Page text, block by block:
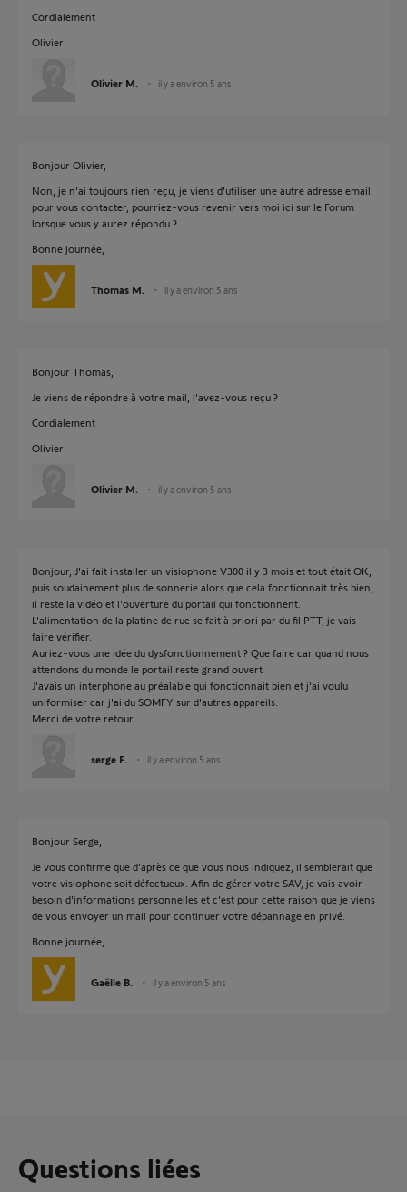
Cordialement
Olivier
Olivier M. il y a environ 5 ans
Bonjour Olivier,
Non, je n'ai toujours rien reçu, je viens d'utiliser une autre adresse email
pour vous contacter, pourriez-vous revenir vers moi ici sur le Forum
lorsque vous y aurez répondu ?
Bonne journée,
Thomas M. il y a environ 5 ans
Bonjour Thomas,
Je viens de répondre à votre mail, l'avez-vous reçu ?
Cordialement
Olivier
Olivier M. il y a environ 5 ans
Bonjour, J'ai fait installer un visiophone V300 il y 3 mois et tout était OK,
puis soudainement plus de sonnerie alors que cela fonctionnait très bien,
il reste la vidéo et l'ouverture du portail qui fonctionnent.
L'alimentation de la platine de rue se fait à priori par du fil PTT, je vais
faire vérifier.
Auriez-vous une idée du dysfonctionnement ? Que faire car quand nous
attendons du monde le portail reste grand ouvert
J'avais un interphone au préalable qui fonctionnait bien et j'ai voulu
uniformiser car j'ai du SOMFY sur d'autres appareils.
Merci de votre retour
serge F. il y a environ 5 ans
Bonjour Serge,
Je vous confirme que d'après ce que vous nous indiquez, il semblerait que
votre visiophone soit défectueux. Afin de gérer votre SAV, je vais avoir
besoin d'informations personnelles et c'est pour cette raison que je viens
de vous envoyer un mail pour continuer votre dépannage en privé.
Bonne journée,
Gaëlle B. il y a environ 5 ans
Questions liées